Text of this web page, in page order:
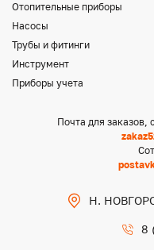
Отопительные приборы
Насосы
Трубы и фитинги
Инструмент
Приборы учета
Почта для заказов,
Н.
8